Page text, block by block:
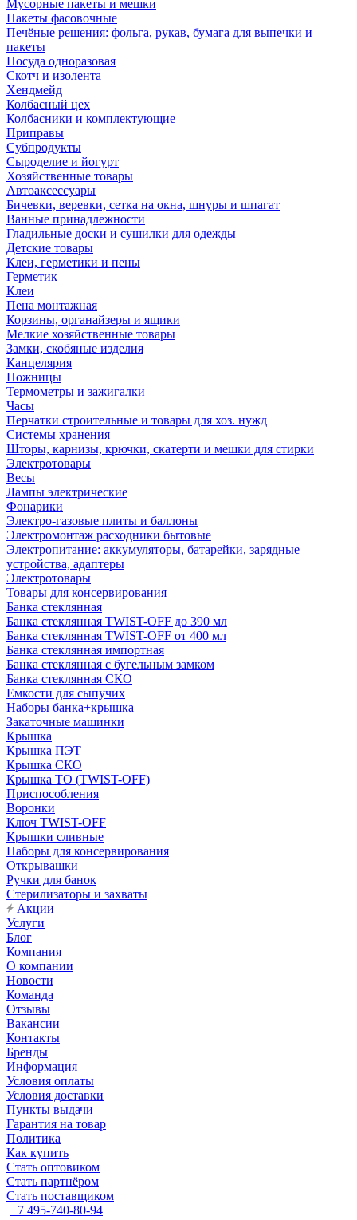
Мусорные пакеты и мешки
Пакеты фасовочные
Печёные решения: фольга, рукав, бумага для выпечки и
пакеты
Посуда одноразовая
Скотч и изолента
Хендмейд
Колбасный цех
Колбасники и комплектующие
Приправы
Субпродукты
Сыроделие и йогурт
Хозяйственные товары
Автоаксессуары
Бичевки, веревки, сетка на окна, шнуры и шпагат
Ванные принадлежности
Гладильные доски и сушилки для одежды
Детские товары
Клеи, герметики и пены
Герметик
Клеи
Пена монтажная
Корзины, органайзеры и ящики
Мелкие хозяйственные товары
Замки, скобяные изделия
Канцелярия
Ножницы
Термометры и зажигалки
Часы
Перчатки строительные и товары для хоз. нужд
Системы хранения
Шторы, карнизы, крючки, скатерти и мешки для стирки
Электротовары
Весы
Лампы электрические
Фонарики
Электро-газовые плиты и баллоны
Электромонтаж расходники бытовые
Электропитание: аккумуляторы, батарейки, зарядные
устройства, адаптеры
Электротовары
Товары для консервирования
Банка стеклянная
Банка стеклянная TWIST-OFF до 390 мл
Банка стеклянная TWIST-OFF от 400 мл
Банка стеклянная импортная
Банка стеклянная с бугельным замком
Банка стеклянная СКО
Емкости для сыпучих
Наборы банка+крышка
Закаточные машинки
Крышка
Крышка ПЭТ
Крышка СКО
Крышка ТО (TWIST-OFF)
Приспособления
Воронки
Ключ TWIST-OFF
Крышки сливные
Наборы для консервирования
Открывашки
Ручки для банок
Стерилизаторы и захваты
Акции
Услуги
Блог
Компания
О компании
Новости
Команда
Отзывы
Вакансии
Контакты
Бренды
Информация
Условия оплаты
Условия доставки
Пункты выдачи
Гарантия на товар
Политика
Как купить
Стать оптовиком
Стать партнёром
Стать поставщиком
+7 495-740-80-94